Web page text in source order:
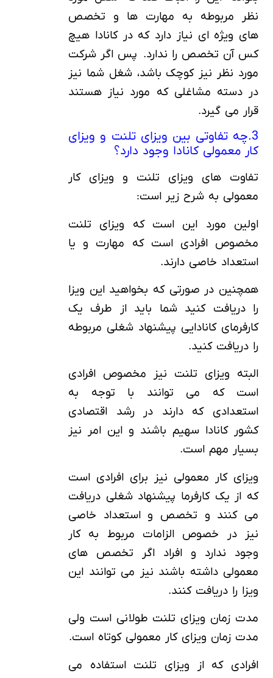
نظر مربوطه به مهارت ها و تخصص
های ویژه ای نیاز دارد که در کانادا هیچ
کس آن تخصص را ندارد. پس اگر شرکت
مورد نظر نیز کوچک باشد، شغل شما نیز
در دسته مشاغلی که مورد نیاز هستند
قرار می گیرد.
3.چه تفاوتی بین ویزای تلنت و ویزای
کار معمولی کانادا وجود دارد؟
تفاوت های ویزای تلنت و ویزای کار
معمولی به شرح زیر است:
اولین مورد این است که ویزای تلنت
مخصوص افرادی است که مهارت و یا
استعداد خاصی دارند.
همچنین در صورتی که بخواهید این ویزا
را دریافت کنید شما باید از طرف یک
کارفرمای کانادایی پیشنهاد شغلی مربوطه
را دریافت کنید.
البته ویزای تلنت نیز مخصوص افرادی
است که می توانند با توجه به
استعدادی که دارند در رشد اقتصادی
کشور کانادا سهیم باشند و این امر نیز
بسیار مهم است.
ویزای کار معمولی نیز برای افرادی است
که از یک کارفرما پیشنهاد شغلی دریافت
می کنند و تخصص و استعداد خاصی
نیز در خصوص الزامات مربوط به کار
وجود ندارد و افراد اگر تخصص های
معمولی داشته باشند نیز می توانند این
ویزا را دریافت کنند.
مدت زمان ویزای تلنت طولانی است ولی
مدت زمان ویزای کار معمولی کوتاه است.
افرادی که از ویزای تلنت استفاده می